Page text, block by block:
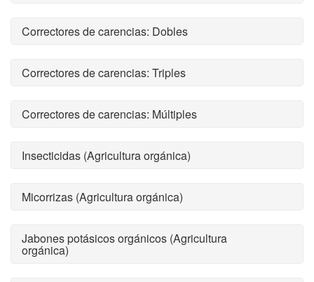
Correctores de carencias: Dobles
Correctores de carencias: Triples
Correctores de carencias: Múltiples
Insecticidas (Agricultura orgánica)
Micorrizas (Agricultura orgánica)
Jabones potásicos orgánicos (Agricultura
orgánica)